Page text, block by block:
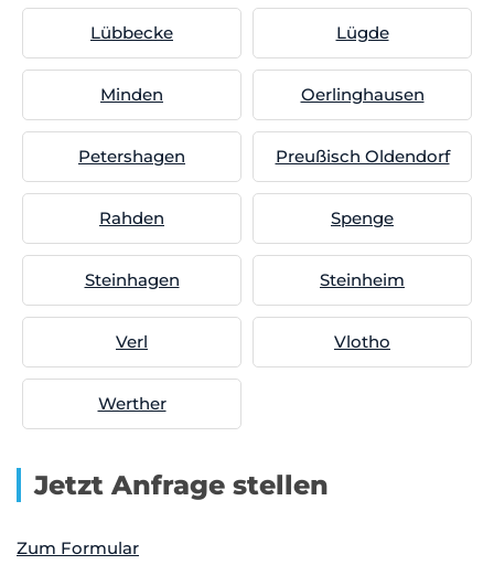
Lübbecke Lügde
Minden Oerlinghausen
Petershagen Preußisch Oldendorf
Rahden Spenge
Steinhagen Steinheim
Verl Vlotho
Werther
Jetzt Anfrage stellen
Zum Formular